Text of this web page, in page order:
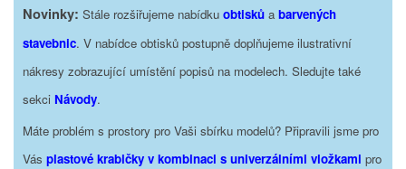
Novinky: Stále rozšiřujeme nabídku obtisků a barvených
stavebnic. V nabídce obtisků postupně doplňujeme ilustrativní
nákresy zobrazující umístění popisů na modelech. Sledujte také
sekci Návody.
Máte problém s prostory pro Vaši sbírku modelů? Připravili jsme pro
Vás plastové krabičky v kombinaci s univerzálními vložkami pro